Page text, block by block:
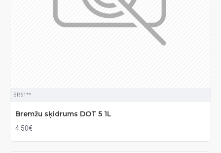
BR51**
Bremžu sķidrums DOT 5 1L
4.50€